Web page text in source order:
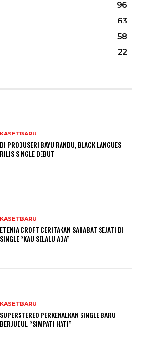
96
63
58
22
KASETBARU
DI PRODUSERI BAYU RANDU, BLACK LANGUES
RILIS SINGLE DEBUT
KASETBARU
ETENIA CROFT CERITAKAN SAHABAT SEJATI DI
SINGLE “KAU SELALU ADA”
KASETBARU
SUPERSTEREO PERKENALKAN SINGLE BARU
BERJUDUL “SIMPATI HATI”